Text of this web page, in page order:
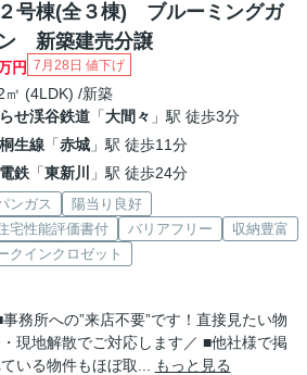
号棟(全３棟) ブルーミングガ
新築建売分譲
円 7月28日 値下げ
㎡ (4LDK) /新築
せ渓谷鉄道「大間々 」駅 徒歩3分
生線「赤城」駅 徒歩11分
鉄「東新川 」駅 徒歩24分
ンガス
陽当り良好
宅性能評価書付
バリアフリー
収納豊富
クインクロゼット
務所への”来店不要”です！直接見たい物
現地解散でご対応します／ ■他社様で掲
いる物件もほぼ取...
もっと見る